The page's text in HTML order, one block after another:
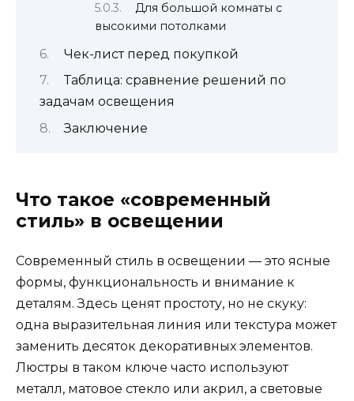
Для большой комнаты с
высокими потолками
Чек-лист перед покупкой
Таблица: сравнение решений по
задачам освещения
Заключение
Что такое «современный
стиль» в освещении
Современный стиль в освещении — это ясные
формы, функциональность и внимание к
деталям. Здесь ценят простоту, но не скуку:
одна выразительная линия или текстура может
заменить десяток декоративных элементов.
Люстры в таком ключе часто используют
металл, матовое стекло или акрил, а световые